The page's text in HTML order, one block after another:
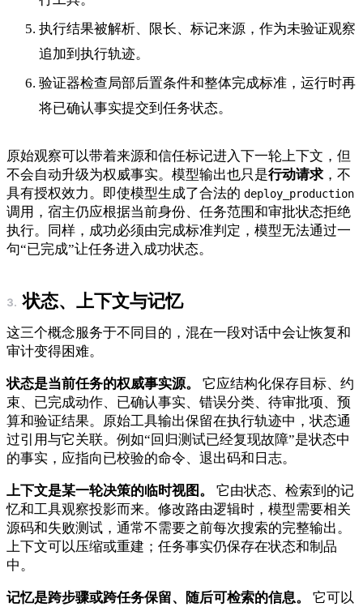
执行结果被解析、限长、标记来源，作为未验证观察
追加到执行轨迹。
验证器检查局部后置条件和整体完成标准，运行时再
将已确认事实提交到任务状态。
原始观察可以带着来源和信任标记进入下一轮上下文，但
不会自动升级为权威事实。模型输出也只是行动请求，不
具有授权效力。即使模型生成了合法的 deploy_production
调用，宿主仍应根据当前身份、任务范围和审批状态拒绝
执行。同样，成功必须由完成标准判定，模型无法通过一
句“已完成”让任务进入成功状态。
状态、上下文与记忆
这三个概念服务于不同目的，混在一段对话中会让恢复和
审计变得困难。
状态是当前任务的权威事实源。
它应结构化保存目标、约
束、已完成动作、已确认事实、错误分类、待审批项、预
算和验证结果。原始工具输出保留在执行轨迹中，状态通
过引用与它关联。例如“回归测试已经复现故障”是状态中
的事实，应指向已校验的命令、退出码和日志。
上下文是某一轮决策的临时视图。
它由状态、检索到的记
忆和工具观察投影而来。修改路由逻辑时，模型需要相关
源码和失败测试，通常不需要之前每次搜索的完整输出。
上下文可以压缩或重建；任务事实仍保存在状态和制品
中。
记忆是跨步骤或跨任务保留、随后可检索的信息。
它可以